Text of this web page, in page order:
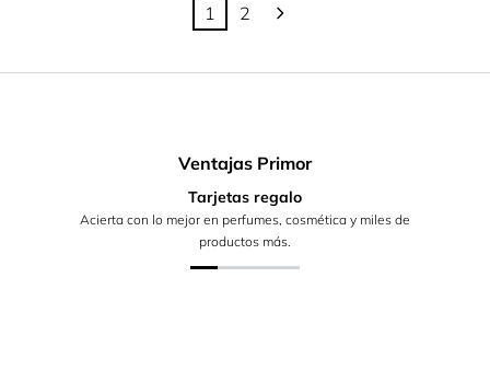
Actualmente estás leyendo página
1
Página
2
Ventajas Primor
Tarjetas regalo
Acierta con lo mejor en perfumes, cosmética y miles de
productos más.